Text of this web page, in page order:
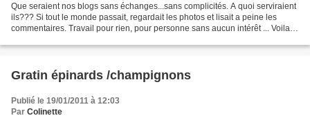
Que seraient nos blogs sans échanges...sans complicités. A quoi serviraient
ils??? Si tout le monde passait, regardait les photos et lisait a peine les
commentaires. Travail pour rien, pour personne sans aucun intérêt ... Voila
Gratin épinards /champignons
Publié le 19/01/2011 à 12:03
Par Colinette